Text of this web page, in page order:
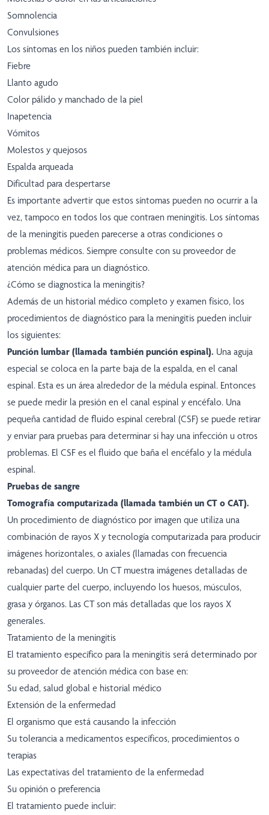
Somnolencia
Convulsiones
Los síntomas en los niños pueden también incluir:
Fiebre
Llanto agudo
Color pálido y manchado de la piel
Inapetencia
Vómitos
Molestos y quejosos
Espalda arqueada
Dificultad para despertarse
Es importante advertir que estos síntomas pueden no ocurrir a la
vez, tampoco en todos los que contraen meningitis. Los síntomas
de la meningitis pueden parecerse a otras condiciones o
problemas médicos. Siempre consulte con su proveedor de
atención médica para un diagnóstico.
¿Cómo se diagnostica la meningitis?
Además de un historial médico completo y examen físico, los
procedimientos de diagnóstico para la meningitis pueden incluir
los siguientes:
Punción lumbar (llamada también punción espinal). Una aguja
especial se coloca en la parte baja de la espalda, en el canal
espinal. Esta es un área alrededor de la médula espinal. Entonces
se puede medir la presión en el canal espinal y encéfalo. Una
pequeña cantidad de fluido espinal cerebral (CSF) se puede retirar
y enviar para pruebas para determinar si hay una infección u otros
problemas. El CSF es el fluido que baña el encéfalo y la médula
espinal.
Pruebas de sangre
Tomografía computarizada (llamada también un CT o CAT).
Un procedimiento de diagnóstico por imagen que utiliza una
combinación de rayos X y tecnología computarizada para producir
imágenes horizontales, o axiales (llamadas con frecuencia
rebanadas) del cuerpo. Un CT muestra imágenes detalladas de
cualquier parte del cuerpo, incluyendo los huesos, músculos,
grasa y órganos. Las CT son más detalladas que los rayos X
generales.
Tratamiento de la meningitis
El tratamiento específico para la meningitis será determinado por
su proveedor de atención médica con base en:
Su edad, salud global e historial médico
Extensión de la enfermedad
El organismo que está causando la infección
Su tolerancia a medicamentos específicos, procedimientos o
terapias
Las expectativas del tratamiento de la enfermedad
Su opinión o preferencia
El tratamiento puede incluir: